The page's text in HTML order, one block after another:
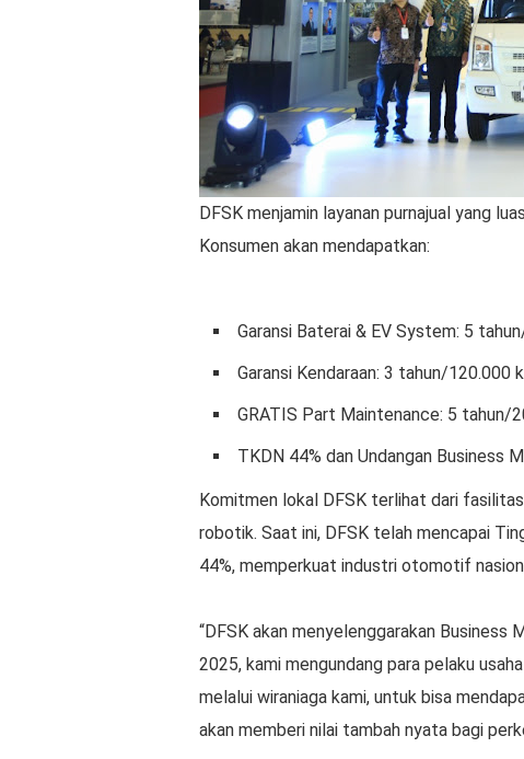
DFSK menjamin layanan purnajual yang
Konsumen akan mendapatkan:
Garansi Baterai & EV System: 5
Garansi Kendaraan: 3 tahun/120.000
GRATIS Part Maintenance: 5 tahun/
TKDN 44% dan Undangan Business
Komitmen lokal DFSK terlihat dari
robotik. Saat ini, DFSK telah mencapai
44%, memperkuat industri otomotif
“DFSK akan menyelenggarakan
2025, kami mengundang para pelaku
melalui wiraniaga kami, untuk bisa
akan memberi nilai tambah nyata bagi